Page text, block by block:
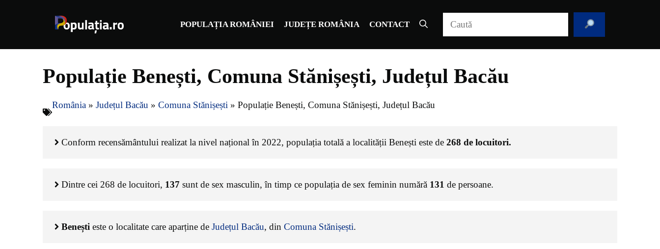
POPULAȚIA ROMÂNIEI JUDEȚE ROMÂNIA CONTACT
Populație Benești, Comuna Stănișești, Județul Bacău
România » Județul Bacău » Comuna Stănișești » Populație Benești, Comuna Stănișești, Județul Bacău
Conform recensământului realizat la nivel național în 2022, populația totală a localității Benești este de 268 de locuitori.
Dintre cei 268 de locuitori, 137 sunt de sex masculin, în timp ce populația de sex feminin numără 131 de persoane.
Benești este o localitate care aparține de Județul Bacău, din Comuna Stănișești.